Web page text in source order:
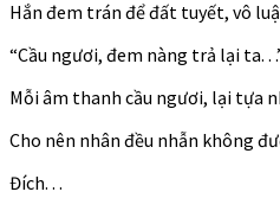
Hắn đem trán để đất tuyết, vô
“Cầu ngươi, đem nàng trả lại ta. .
Mỗi âm thanh cầu ngươi, lại tựa
Cho nên nhân đều nhẫn không
Đích. . .